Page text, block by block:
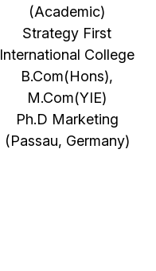
(Academic)
Strategy First
International College
B.Com(Hons),
M.Com(YIE)
Ph.D Marketing
(Passau, Germany)